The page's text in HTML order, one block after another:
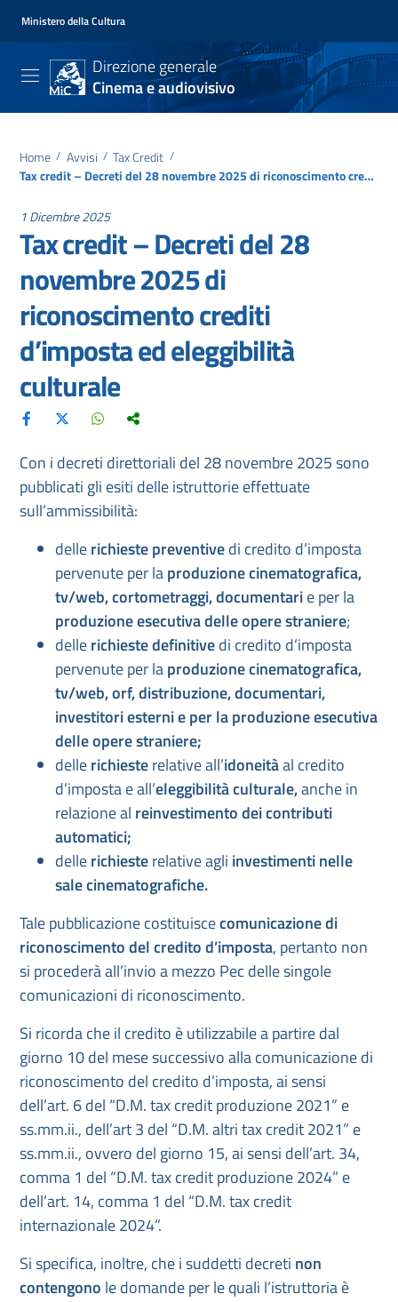
Ministero della Cultura
Direzione generale
Cinema e audiovisivo
Home / Avvisi / Tax Credit /
Tax credit – Decreti del 28 novembre 2025 di riconoscimento crediti d’imposta ed eleggibilità culturale
1 Dicembre 2025
Tax credit – Decreti del 28
novembre 2025 di
riconoscimento crediti
d’imposta ed eleggibilità
culturale
Con i decreti direttoriali del 28 novembre 2025 sono
pubblicati gli esiti delle istruttorie effettuate
sull’ammissibilità:
dellerichieste preventivedi credito d’imposta
pervenute per laproduzione cinematografica,
tv/web, cortometraggi, documentarie per la
produzione esecutiva delle opere straniere;
dellerichieste definitivedi credito d’imposta
pervenute per laproduzionecinematografica,
tv/web, orf, distribuzione, documentari,
investitori esternieperlaproduzione esecutiva
delle opere straniere;
dellerichiesterelative all’idoneitàal credito
d’imposta e all’eleggibilità culturale,anche in
relazione al reinvestimento dei contributi
automatici;
dellerichiesterelative agli investimenti nelle
sale cinematografiche.
Tale pubblicazione costituiscecomunicazione di
riconoscimento del credito d’imposta, pertanto non
si procederà all’invio a mezzo Pec delle singole
comunicazioni di riconoscimento.
Si ricorda che il credito è utilizzabile a partire dal
giorno 10 del mese successivo alla comunicazione di
riconoscimento del credito d’imposta, ai sensi
dell’art. 6 del “D.M. tax credit produzione 2021” e
ss.mm.ii., dell’art 3 del “D.M. altri tax credit 2021” e
ss.mm.ii., ovvero del giorno 15, ai sensi dell’art. 34,
comma 1 del “D.M. tax credit produzione 2024” e
dell’art. 14, comma 1 del “D.M. tax credit
internazionale 2024”.
Si specifica, inoltre, che i suddetti decreti non
contengono le domande per le quali l’istruttoria è